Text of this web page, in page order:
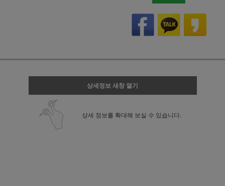
상세정보 새창 열기
상세 정보를 확대해 보실 수 있습니다.